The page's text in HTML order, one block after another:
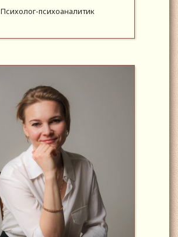
Психолог-психоаналитик